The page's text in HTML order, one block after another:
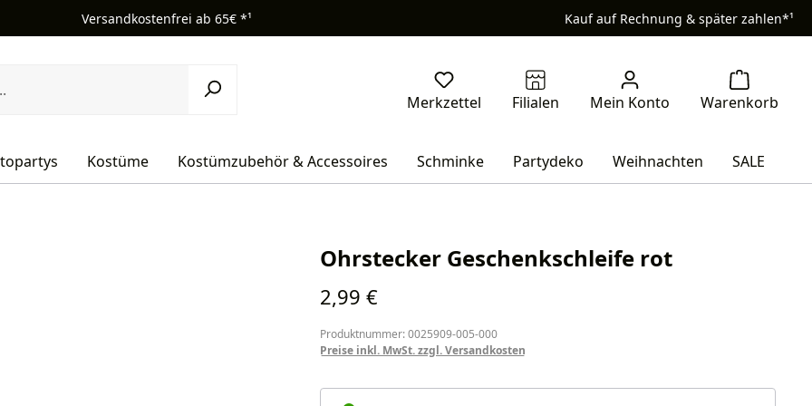
Versandkostenfrei ab 65€ *¹ Kauf auf Rechnung & später zahlen*¹
Kostüme Kostümzubehör & Accessoires Schminke Partydeko Weihnachten SALE
Ohrstecker Geschenkschleife rot
Regulärer Preis:
2,99 €
Produktnummer: 0025909-005-000
Preise inkl. MwSt. zzgl. Versandkosten